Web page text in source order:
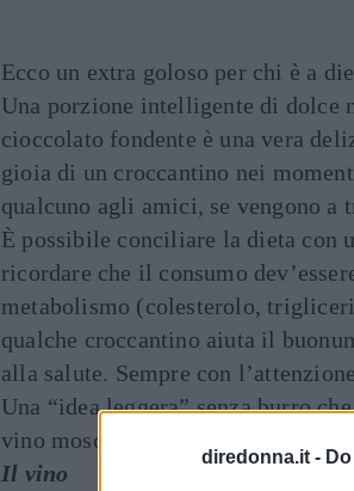
diredonna.it -
Ecco un extra goloso per chi è a
Una porzione intelligente di dolce
cioccolato fondente è una vera
gioia di un croccantino nei
qualcuno agli amici, se vengono a
È possibile conciliare la dieta con
ricordare che il consumo
metabolismo (colesterolo,
qualche croccantino aiuta il
alla salute. Sempre con
Una “idea leggera” senza burro
vino moscato se volete condividerla.
Il vino